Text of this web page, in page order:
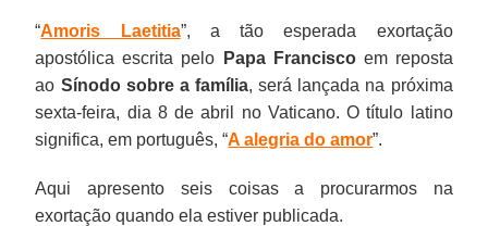
“Amoris Laetitia”, a tão esperada exortação
apostólica escrita pelo
Papa Franciscoem reposta
ao Sínodo sobre a família, será lançada na próxima
sexta-feira, dia 8 de abril no Vaticano. O título latino
significa, em português, “A alegria do amor”.
Aqui apresento seis coisas a procurarmos na
exortação quando ela estiver publicada.